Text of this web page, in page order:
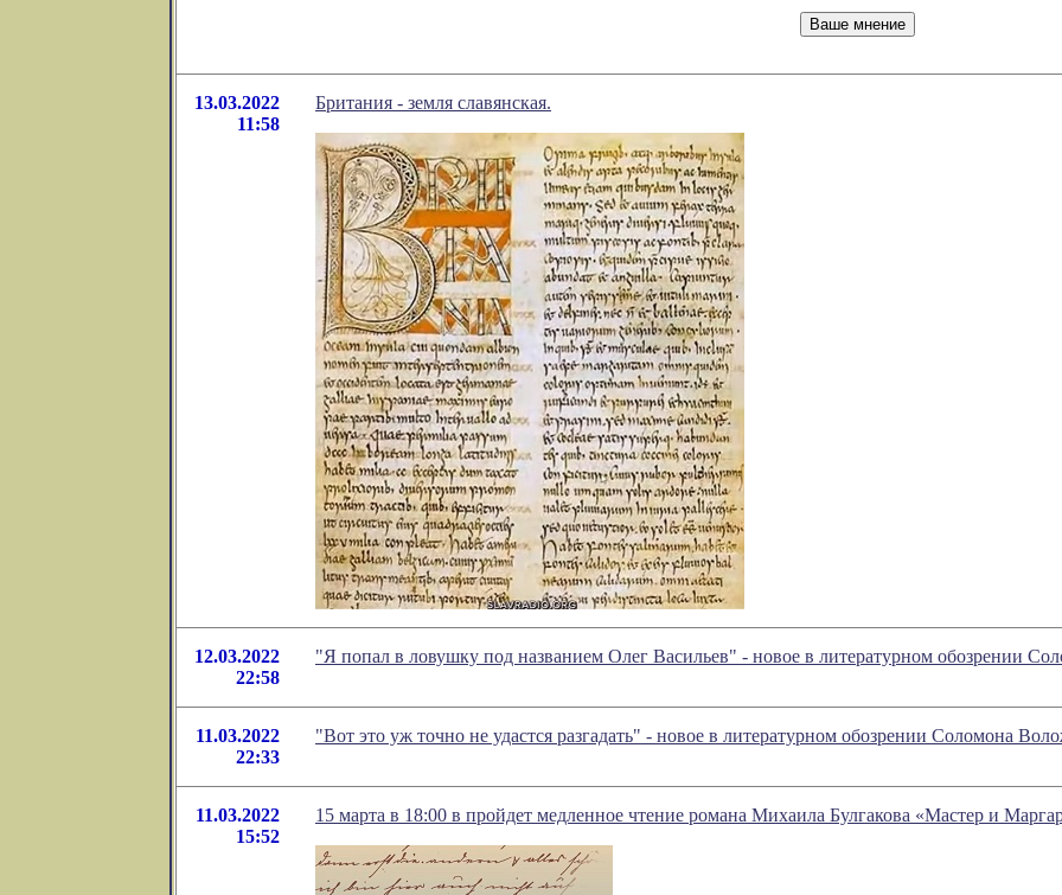
13.03.2022
11:58
Британия - земля славянская.
12.03.2022
22:58
"Я попал в ловушку под названием Олег Васильев" - новое в литературном обозрении
11.03.2022
22:33
"Вот это уж точно не удастся разгадать" - новое в литературном обозрении Соломона
11.03.2022
15:52
15 марта в 18:00 в пройдет медленное чтение романа Михаила Булгакова «Мастер и